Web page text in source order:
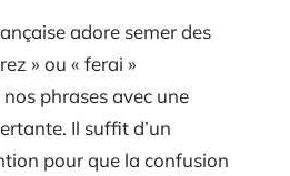
adore semer des
» ou « ferai »
phrases avec une
Il suffit d’un
pour que la confusion